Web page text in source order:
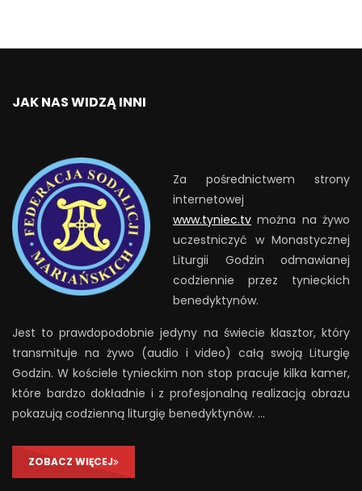
JAK NAS WIDZĄ INNI
Za pośrednictwem strony
internetowej
www.tyniec.tv można na żywo
uczestniczyć w Monastycznej
Liturgii Godzin odmawianej
codziennie przez tynieckich
benedyktynów.
Jest to prawdopodobnie jedyny na świecie klasztor, który
transmituje na żywo (audio i video) całą swoją Liturgię
Godzin. W kościele tynieckim non stop pracuje kilka kamer,
które bardzo dokładnie i z profesjonalną realizacją obrazu
pokazują codzienną liturgię benedyktynów. …
ZOBACZ WIĘCEJ